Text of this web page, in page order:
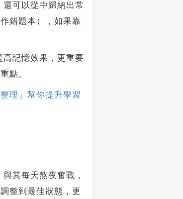
可以從中歸納出常
錯題本），如果靠
記憶效果，更重要
點。
理」幫你提升學習
其每天熬夜奮戰，
整到最佳狀態，更